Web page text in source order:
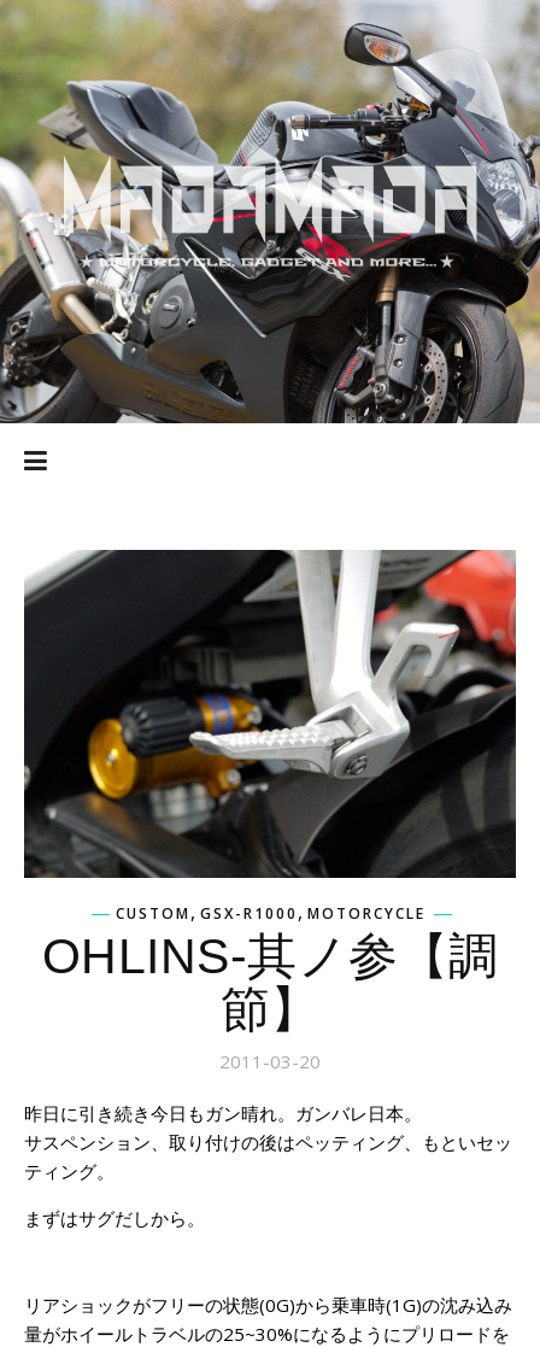
CUSTOM, GSX-R1000 , MOTORCYCLE
OHLINS-其ノ参【調
節】
2011-03-20
昨日に引き続き今日もガン晴れ。ガンバレ日本。
サスペンション、取り付けの後はペッティング、もといセッ
ティング。
まずはサグだしから。
リアショックがフリーの状態(0G)から乗車時(1G)の沈み込み
量がホイールトラベルの25~30%になるようにプリロードを